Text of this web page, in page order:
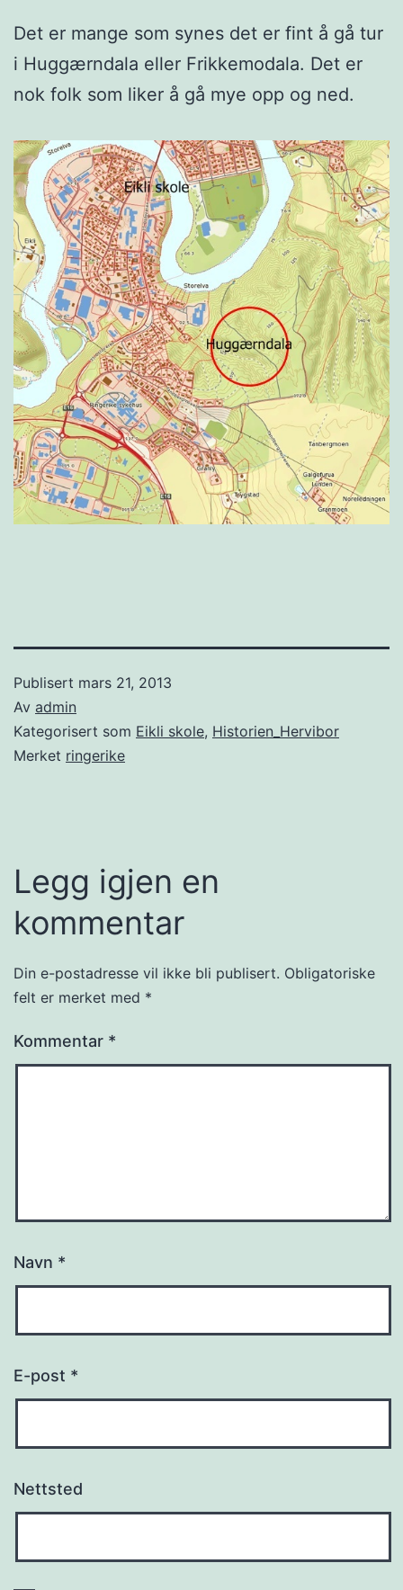
Det er mange som synes det er fint å gå tur
i Huggærndala eller Frikkemodala. Det er
nok folk som liker å gå mye opp og ned.
Publisert mars 21, 2013
Av admin
Kategorisert som Eikli skole, Historien_Hervibor
Merket ringerike
Legg igjen en
kommentar
Din e-postadresse vil ikke bli publisert. Obligatoriske
felt er merket med *
Kommentar *
Navn *
E-post *
Nettsted